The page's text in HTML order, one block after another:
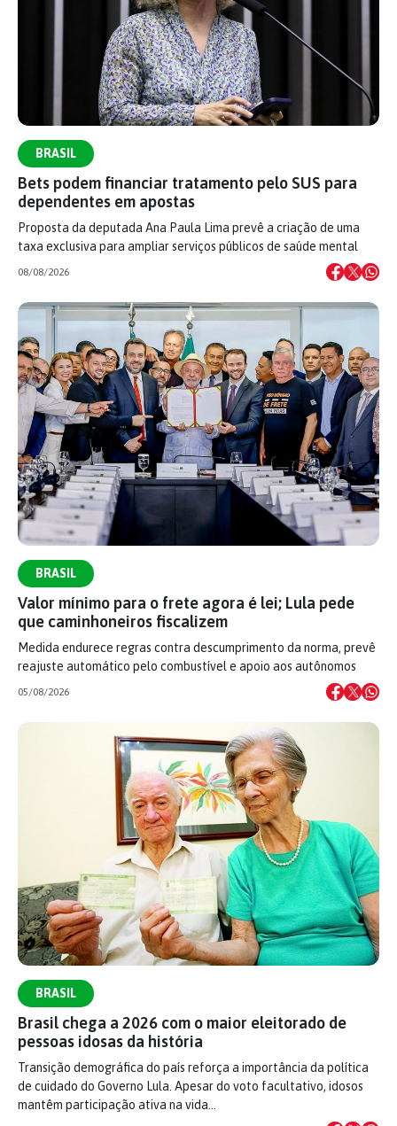
BRASIL
Bets podem financiar tratamento pelo SUS para
dependentes em apostas
Proposta da deputada Ana Paula Lima prevê a criação de uma
taxa exclusiva para ampliar serviços públicos de saúde mental
08/08/2026
BRASIL
Valor mínimo para o frete agora é lei; Lula pede
que caminhoneiros fiscalizem
Medida endurece regras contra descumprimento da norma, prevê
reajuste automático pelo combustível e apoio aos autônomos
05/08/2026
BRASIL
Brasil chega a 2026 com o maior eleitorado de
pessoas idosas da história
Transição demográfica do país reforça a importância da política
de cuidado do Governo Lula. Apesar do voto facultativo, idosos
mantêm participação ativa na vida…